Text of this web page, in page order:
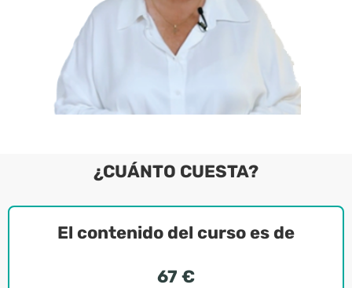
¿CUÁNTO CUESTA?
El contenido del curso es de
67 €